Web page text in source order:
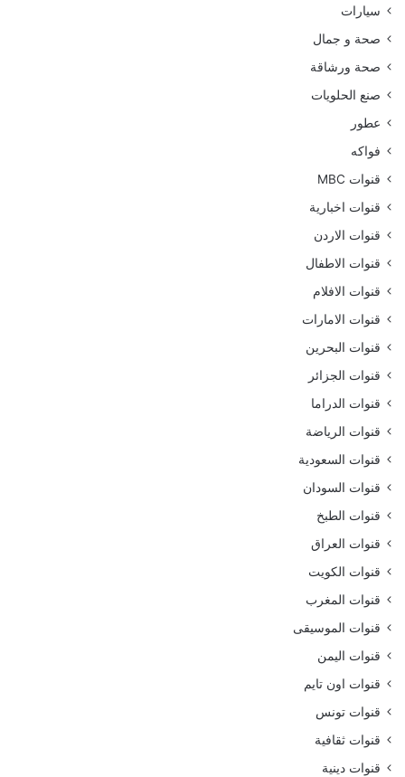
سيارات
صحة و جمال
صحة ورشاقة
صنع الحلويات
عطور
فواكه
قنوات MBC
قنوات اخبارية
قنوات الاردن
قنوات الاطفال
قنوات الافلام
قنوات الامارات
قنوات البحرين
قنوات الجزائر
قنوات الدراما
قنوات الرياضة
قنوات السعودية
قنوات السودان
قنوات الطبخ
قنوات العراق
قنوات الكويت
قنوات المغرب
قنوات الموسيقى
قنوات اليمن
قنوات اون تايم
قنوات تونس
قنوات ثقافية
قنوات دينية